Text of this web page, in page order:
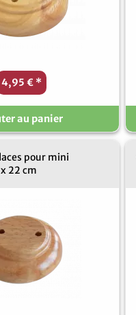
4,95 € *
au panier
pour mini
22 cm